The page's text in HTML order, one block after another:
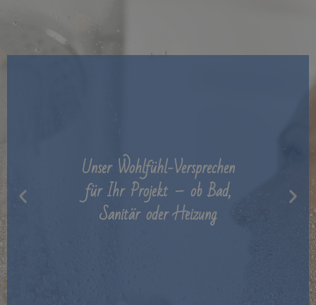
Unser Wohlfühl-Versprechen
für Ihr Projekt – ob Bad,
Sanitär oder Heizung​